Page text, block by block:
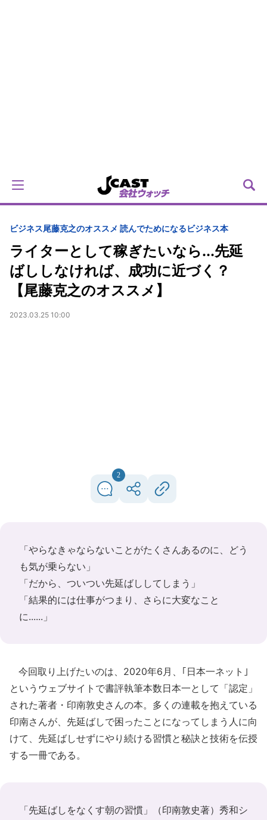
ビジネス尾藤克之のオススメ 読んでためになるビジネス本
ライターとして稼ぎたいなら...先延
ばししなければ、成功に近づく？
【尾藤克之のオススメ】
2023.03.25 10:00
2
「やらなきゃならないことがたくさんあるのに、どう
も気が乗らない」
「だから、ついつい先延ばししてしまう」
「結果的には仕事がつまり、さらに大変なこと
に......」
今回取り上げたいのは、2020年6月、｢日本一ネット｣
というウェブサイトで書評執筆本数日本一として「認定」
された著者・印南敦史さんの本。多くの連載を抱えている
印南さんが、先延ばしで困ったことになってしまう人に向
けて、先延ばしせずにやり続ける習慣と秘訣と技術を伝授
する一冊である。
「先延ばしをなくす朝の習慣」（印南敦史著）秀和シ